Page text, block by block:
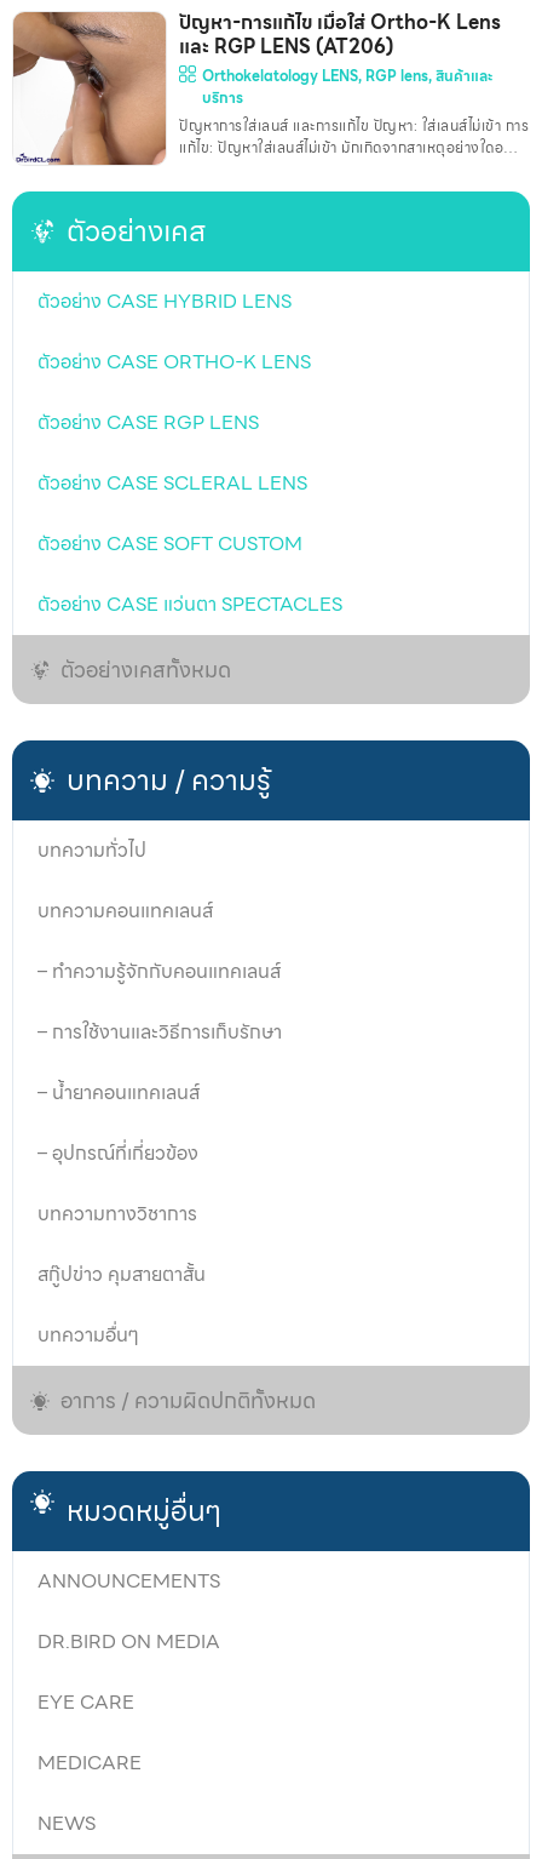
ตัวอย่างเคส
ตัวอย่าง CASE HYBRID LENS
ตัวอย่าง CASE ORTHO-K LENS
ตัวอย่าง CASE RGP LENS
ตัวอย่าง CASE SCLERAL LENS
ตัวอย่าง CASE SOFT CUSTOM
ตัวอย่าง CASE แว่นตา SPECTACLES
ตัวอย่างเคสทั้งหมด
บทความ / ความรู้
บทความทั่วไป
บทความคอนแทคเลนส์
– ทำความรู้จักกับคอนแทคเลนส์
– การใช้งานและวิธีการเก็บรักษา
– น้ำยาคอนแทคเลนส์
– อุปกรณ์ที่เกี่ยวข้อง
บทความทางวิชาการ
สกู๊ปข่าว คุมสายตาสั้น
บทความอื่นๆ
อาการ / ความผิดปกติทั้งหมด
หมวดหมู่อื่นๆ
ANNOUNCEMENTS
DR.BIRD ON MEDIA
EYE CARE
MEDICARE
NEWS
สองข้างและมองตาตัวเองไว้จะลดการกลอกตาหนีได้ • ใส่
เลนส์เข้าที่ตาดำได้แล้วแต่ ตอนปิดตาไม่ได้มองลง ทําให้
เปลือกตาบนดันคอนแทคเลนส์ไปอยู่ที่ตาขาวด้านล่าง การ
แก้ไข หลังจากใส่เลนส์ที่ตาดำได้แล้ว ให้มองลงแล้วค่อยๆ
ปิดตา สามารถดูตามคลิปด้านล่างได้ในนาทีที่ 4.20 เป็นต้น
ไป 2. ใส่เลนส์แล้วเคืองตาหรือแ
ปัญหา-การแก้ไข เมื่อใส่ Ortho-K Lens
และ RGP LENS (AT206)
Orthokelatology LENS, RGP lens,สินค้าและ
บริการ
ปัญหาการใส่เลนส์ และการแก้ไข ปัญหา: ใส่เลนส์ไม่เข้า การ
แก้ไข: ปัญหาใส่เลนส์ไม่เข้า มักเกิดจากสาเหตุอย่างใดอย่าง
ต้อง อย่างน้อยต้องเปิดเปลือกตาได้ใหญ่กว่าตาดำและไม่
เข้าตา นิ้วที่เปิดเปลือกตาก็อ่อนแรง ทําให้สามารถกะพริบตา
• ไม่กล้าเอาคอนแทคเลนส์มาแปะตา ถ้าไม่สามารถแก้ไข
ปัญหาการใส่เลนส์ด้วยตนเอง ท่านสามารถถ่ายวีดีโอขณะ